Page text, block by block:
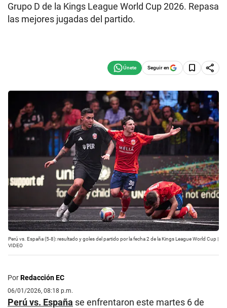
Grupo D de la Kings League World Cup 2026. Repasa
las mejores jugadas del partido.
Seguir en
Perú vs. España (5-8): resultado y goles del partido por la fecha 2 de la Kings League World Cup |
VIDEO
PorRedacción EC
06/01/2026, 08:18 p.m.
Perúvs. España se enfrentaron este martes 6 de